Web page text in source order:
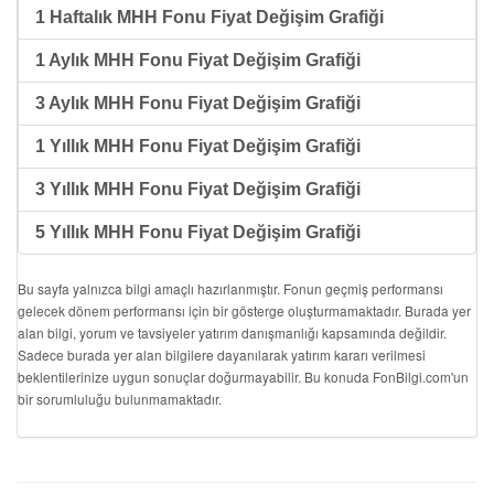
1 Haftalık MHH Fonu Fiyat Değişim Grafiği
1 Aylık MHH Fonu Fiyat Değişim Grafiği
3 Aylık MHH Fonu Fiyat Değişim Grafiği
1 Yıllık MHH Fonu Fiyat Değişim Grafiği
3 Yıllık MHH Fonu Fiyat Değişim Grafiği
5 Yıllık MHH Fonu Fiyat Değişim Grafiği
Bu sayfa yalnızca bilgi amaçlı hazırlanmıştır. Fonun geçmiş performansı
gelecek dönem performansı için bir gösterge oluşturmamaktadır. Burada yer
alan bilgi, yorum ve tavsiyeler yatırım danışmanlığı kapsamında değildir.
Sadece burada yer alan bilgilere dayanılarak yatırım kararı verilmesi
beklentilerinize uygun sonuçlar doğurmayabilir. Bu konuda FonBilgi.com'un
bir sorumluluğu bulunmamaktadır.